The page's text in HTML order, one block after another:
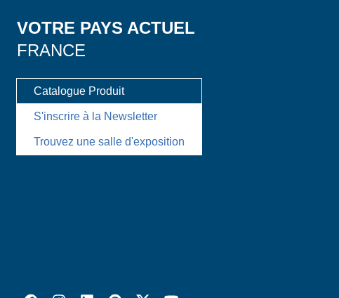
VOTRE PAYS ACTUEL
FRANCE
Catalogue Produit
S'inscrire à la Newsletter
Trouvez une salle d'exposition